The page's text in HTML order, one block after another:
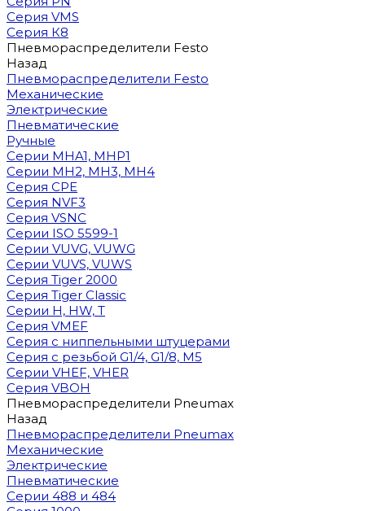
Серия VMS
Серия К8
Пневмораспределители Festo
Назад
Пневмораспределители Festo
Механические
Электрические
Пневматические
Ручные
Cерии MHA1, MHP1
Cерии MH2, MH3, MH4
Cерия CPE
Серия NVF3
Серия VSNC
Серии ISO 5599-1
Серии VUVG, VUWG
Серии VUVS, VUWS
Серия Tiger 2000
Серия Tiger Classic
Серии H, HW, T
Серия VMEF
Серия с ниппельными штуцерами
Серия с резьбой G1/4, G1/8, М5
Серии VHEF, VHER
Серия VBOH
Пневмораспределители Pneumax
Назад
Пневмораспределители Pneumax
Механические
Электрические
Пневматические
Серии 488 и 484